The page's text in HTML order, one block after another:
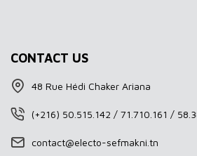
CONTACT US
48 Rue Hédi Chaker Ariana
(+216) 50.515.142 / 71.710.161 /
contact@electo-sefmakni.tn